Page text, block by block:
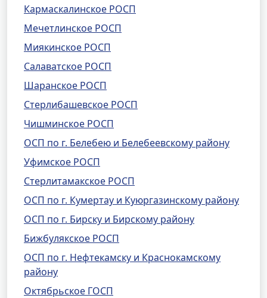
Кармаскалинское РОСП
Мечетлинское РОСП
Миякинское РОСП
Салаватское РОСП
Шаранское РОСП
Стерлибашевское РОСП
Чишминское РОСП
ОСП по г. Белебею и Белебеевскому району
Уфимское РОСП
Стерлитамакское РОСП
ОСП по г. Кумертау и Куюргазинскому району
ОСП по г. Бирску и Бирскому району
Бижбулякское РОСП
ОСП по г. Нефтекамску и Краснокамскому
району
Октябрьское ГОСП